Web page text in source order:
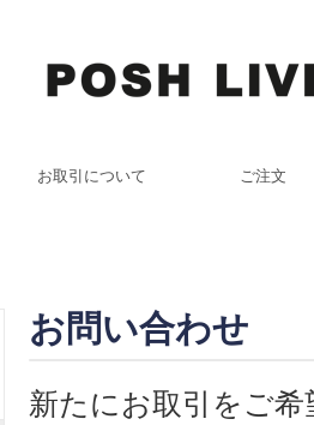
お取引について ご注文
お問い合わせ
新たにお取引をご